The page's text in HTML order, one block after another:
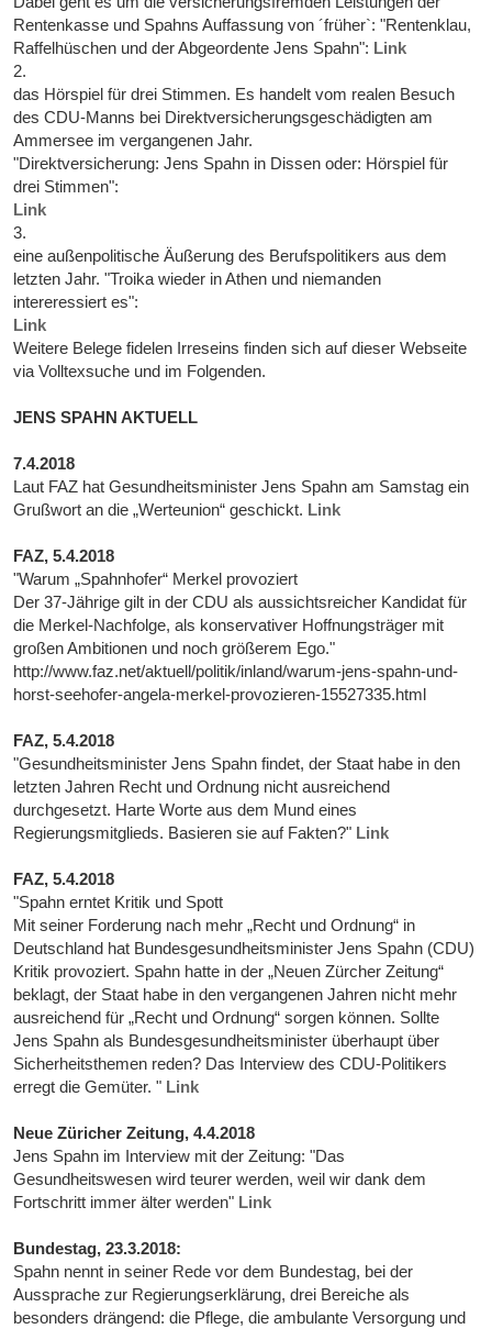
Rentenkasse und Spahns Auffassung von ´früher`: "Rentenklau,
Raffelhüschen und der Abgeordente Jens Spahn": Link
2.
das Hörspiel für drei Stimmen. Es handelt vom realen Besuch
des CDU-Manns bei Direktversicherungsgeschädigten am
Ammersee im vergangenen Jahr.
"Direktversicherung: Jens Spahn in Dissen oder: Hörspiel für
drei Stimmen":
Link
3.
eine außenpolitische Äußerung des Berufspolitikers aus dem
letzten Jahr. "Troika wieder in Athen und niemanden
intereressiert es":
Link
Weitere Belege fidelen Irreseins finden sich auf dieser Webseite
via Volltexsuche und im Folgenden.
JENS SPAHN AKTUELL
7.4.2018
Laut FAZ hat Gesundheitsminister Jens Spahn am Samstag ein
Grußwort an die „Werteunion“ geschickt. Link
FAZ, 5.4.2018
"Warum „Spahnhofer“ Merkel provoziert
Der 37-Jährige gilt in der CDU als aussichtsreicher Kandidat für
die Merkel-Nachfolge, als konservativer Hoffnungsträger mit
großen Ambitionen und noch größerem Ego."
http://www.faz.net/aktuell/politik/inland/warum-jens-spahn-und-
horst-seehofer-angela-merkel-provozieren-15527335.html
FAZ, 5.4.2018
"Gesundheitsminister Jens Spahn findet, der Staat habe in den
letzten Jahren Recht und Ordnung nicht ausreichend
durchgesetzt. Harte Worte aus dem Mund eines
Regierungsmitglieds. Basieren sie auf Fakten?" Link
FAZ, 5.4.2018
"Spahn erntet Kritik und Spott
Mit seiner Forderung nach mehr „Recht und Ordnung“ in
Deutschland hat Bundesgesundheitsminister Jens Spahn (CDU)
Kritik provoziert. Spahn hatte in der „Neuen Zürcher Zeitung“
beklagt, der Staat habe in den vergangenen Jahren nicht mehr
ausreichend für „Recht und Ordnung“ sorgen können. Sollte
Jens Spahn als Bundesgesundheitsminister überhaupt über
Sicherheitsthemen reden? Das Interview des CDU-Politikers
erregt die Gemüter. " Link
Neue Züricher Zeitung, 4.4.2018
Jens Spahn im Interview mit der Zeitung: "Das
Gesundheitswesen wird teurer werden, weil wir dank dem
Fortschritt immer älter werden" Link
Bundestag, 23.3.2018:
Spahn nennt in seiner Rede vor dem Bundestag, bei der
Aussprache zur Regierungserklärung, drei Bereiche als
besonders drängend: die Pflege, die ambulante Versorgung und